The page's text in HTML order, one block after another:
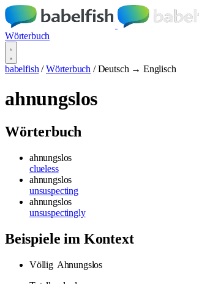
Wörterbuch
babelfish / Wörterbuch / Deutsch → Englisch
ahnungslos
Wörterbuch
ahnungslos
clueless
ahnungslos
unsuspecting
ahnungslos
unsuspectingly
Beispiele im Kontext
Völlig Ahnungslos